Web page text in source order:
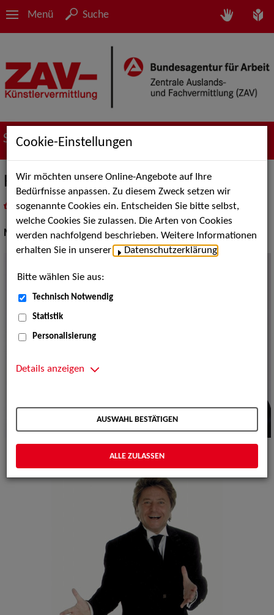
Menü Suche
Suche nach Künstler*innen
Hans-Jürgen Beyer
als PDF speichern
inMeine Merklistelegen
Musik Shows:Sänger / Sängerin
Cookie-Einstellungen
Wir möchten unsere Online-Angebote auf Ihre
Bedürfnisse anpassen. Zu diesem Zweck setzen wir
sogenannte Cookies ein. Entscheiden Sie bitte selbst,
welche Cookies Sie zulassen. Die Arten von Cookies
werden nachfolgend beschrieben. Weitere Informationen
erhalten Sie in unserer
Datenschutzerklärung
Bitte wählen Sie aus:
Technisch Notwendig
Statistik
Personalisierung
Details anzeigen
AUSWAHL BESTÄTIGEN
ALLE ZULASSEN